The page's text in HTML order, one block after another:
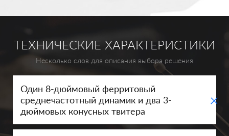
ТЕХНИЧЕСКИЕ ХАРАКТЕРИСТИКИ
Несколько слов для описания выбора решения
Один 8-дюймовый ферритовый
среднечастотный динамик и два 3-
дюймовых конусных твитера
+